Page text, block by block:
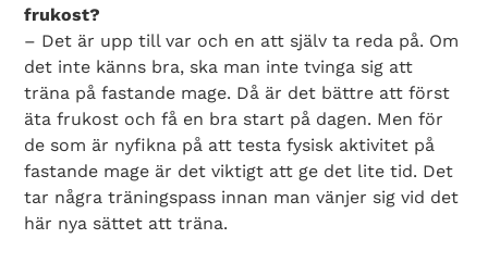
frukost?
– Det är upp till var och en att själv ta reda på. Om
det inte känns bra, ska man inte tvinga sig att
träna på fastande mage. Då är det bättre att först
äta frukost och få en bra start på dagen. Men för
de som är nyfikna på att testa fysisk aktivitet på
fastande mage är det viktigt att ge det lite tid. Det
tar några träningspass innan man vänjer sig vid det
här nya sättet att träna.